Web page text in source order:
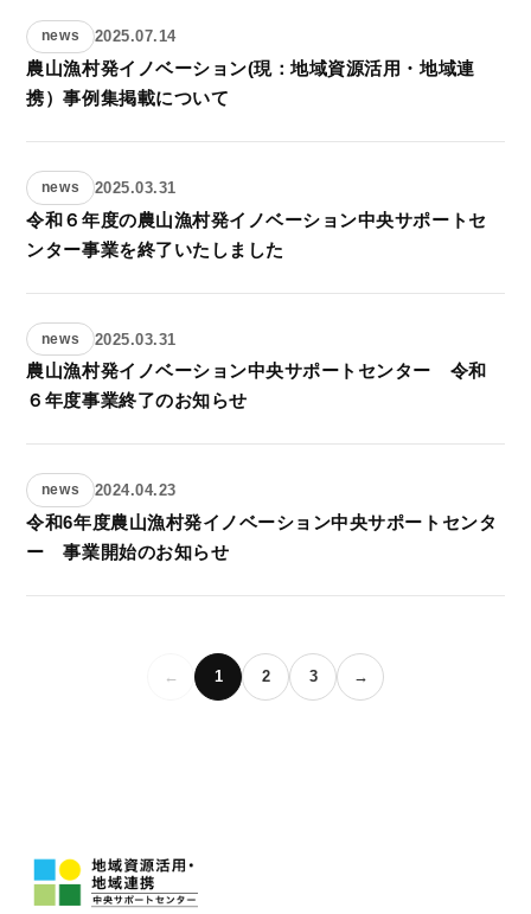
news 2025.07.14
農山漁村発イノベーション(現：地域資源活用・地域連
携）事例集掲載について
news 2025.03.31
令和６年度の農山漁村発イノベーション中央サポートセ
ンター事業を終了いたしました
news 2025.03.31
農山漁村発イノベーション中央サポートセンター 令和
６年度事業終了のお知らせ
news 2024.04.23
令和6年度農山漁村発イノベーション中央サポートセンタ
ー 事業開始のお知らせ
← 1 2 3 →